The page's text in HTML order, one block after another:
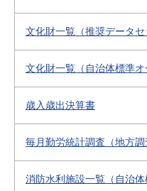
文化財一覧（推奨データセ
文化財一覧（自治体標準オ
歳入歳出決算書
毎月勤労統計調査（地方調
消防水利施設一覧（自治体